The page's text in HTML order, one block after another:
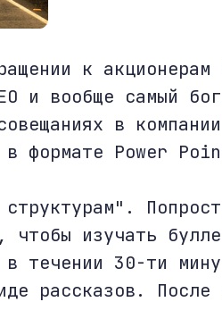
к акционерам
и вообще самый
в
в формате Power
структурам".
изучать
в течении 30-ти
рассказов. После